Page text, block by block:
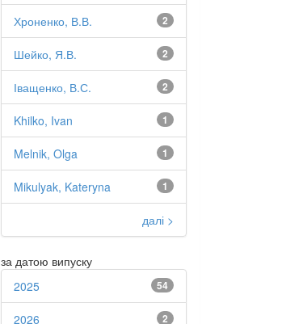
2
Хроненко, В.В.
2
Шейко, Я.В.
2
Іващенко, В.С.
1
Khilko, Ivan
1
Melnik, Olga
1
Mikulyak, Kateryna
далі >
за датою випуску
54
2025
2
2026